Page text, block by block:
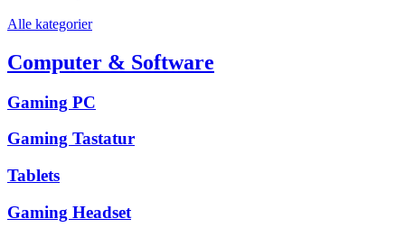
Alle kategorier
Computer & Software
Gaming PC
Gaming Tastatur
Tablets
Gaming Headset